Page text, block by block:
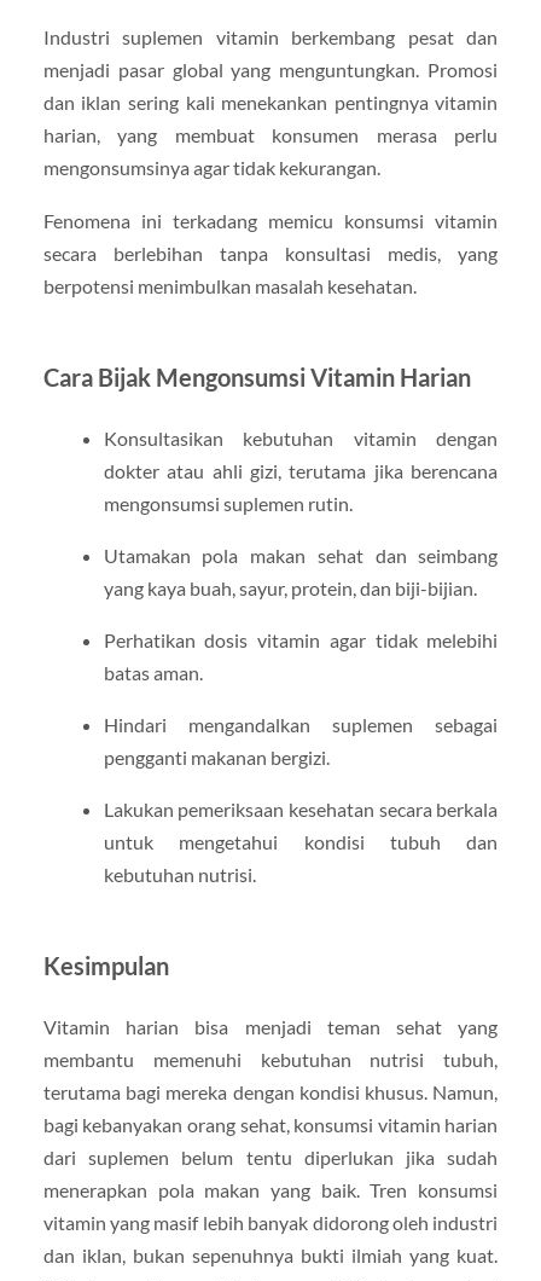
Industri suplemen vitamin berkembang pesat dan
menjadi pasar global yang menguntungkan. Promosi
dan iklan sering kali menekankan pentingnya vitamin
harian, yang membuat konsumen merasa perlu
mengonsumsinya agar tidak kekurangan.
Fenomena ini terkadang memicu konsumsi vitamin
secara berlebihan tanpa konsultasi medis, yang
berpotensi menimbulkan masalah kesehatan.
Cara Bijak Mengonsumsi Vitamin Harian
Konsultasikan kebutuhan vitamin dengan
dokter atau ahli gizi, terutama jika berencana
mengonsumsi suplemen rutin.
Utamakan pola makan sehat dan seimbang
yang kaya buah, sayur, protein, dan biji-bijian.
Perhatikan dosis vitamin agar tidak melebihi
batas aman.
Hindari mengandalkan suplemen sebagai
pengganti makanan bergizi.
Lakukan pemeriksaan kesehatan secara berkala
untuk mengetahui kondisi tubuh dan
kebutuhan nutrisi.
Kesimpulan
Vitamin harian bisa menjadi teman sehat yang
membantu memenuhi kebutuhan nutrisi tubuh,
terutama bagi mereka dengan kondisi khusus. Namun,
bagi kebanyakan orang sehat, konsumsi vitamin harian
dari suplemen belum tentu diperlukan jika sudah
menerapkan pola makan yang baik. Tren konsumsi
vitamin yang masif lebih banyak didorong oleh industri
dan iklan, bukan sepenuhnya bukti ilmiah yang kuat.